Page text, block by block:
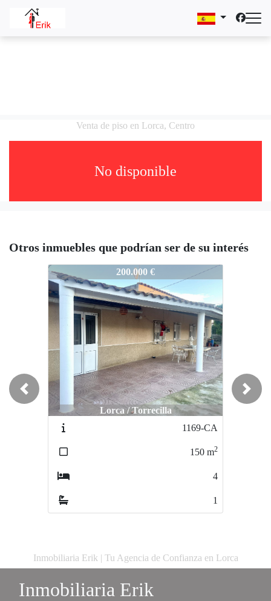
Venta de piso en Lorca, Centro
No disponible
Otros inmuebles que podrían ser de su interés
1087-PI
200.000 €
Lorca / Torrecilla
1169-CA
150 m2
4
1
Previous Next
Inmobiliaria Erik | Tu Agencia de Confianza en Lorca
Inmobiliaria Erik